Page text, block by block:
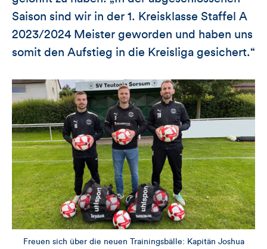
Saison sind wir in der 1. Kreisklasse Staffel A
2023/2024 Meister geworden und haben uns
somit den Aufstieg in die Kreisliga gesichert.“
Freuen sich über die neuen Trainingsbälle: Kapitän Joshua